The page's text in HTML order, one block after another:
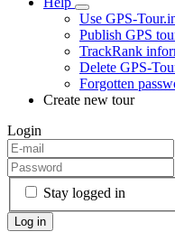
Use GPS-
Publish GPS
TrackRank
Delete GPS-
Forgotten
Create new tour
Login
Stay logged in